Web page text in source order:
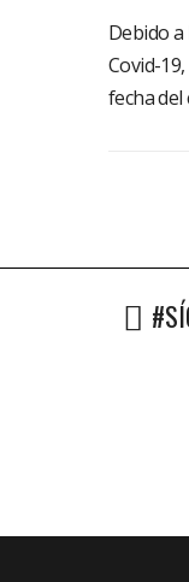
Debido
Covid-
fecha del